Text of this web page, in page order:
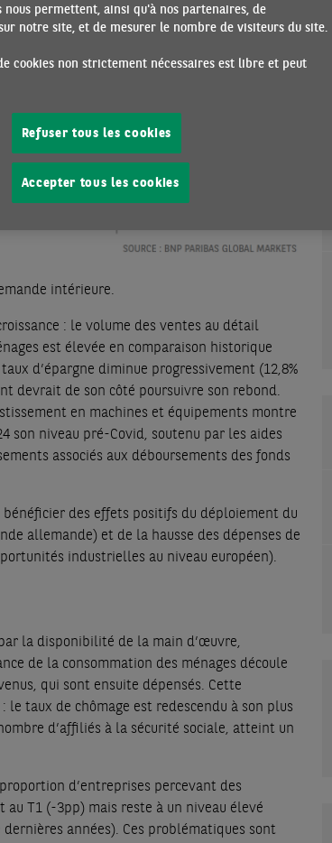
intérieure.
: le volume des ventes au détail
est élevée en comparaison historique
d’épargne diminue progressivement (12,8%
devrait de son côté poursuivre son rebond.
en machines et équipements montre
son niveau pré-Covid, soutenu par les aides
associés aux déboursements des fonds
des effets positifs du déploiement du
allemande) et de la hausse des dépenses de
industrielles au niveau européen).
la disponibilité de la main d’œuvre,
de la consommation des ménages découle
qui sont ensuite dépensés. Cette
taux de chômage est redescendu à son plus
d’affiliés à la sécurité sociale, atteint un
d’entreprises percevant des
T1 (-3pp) mais reste à un niveau élevé
années). Ces problématiques sont
nous permettent, ainsi qu'à nos partenaires, de
notre site, et de mesurer le nombre de visiteurs du site.
cookies non strictement nécessaires est libre et peut
Refuser tous les cookies
Accepter tous les cookies